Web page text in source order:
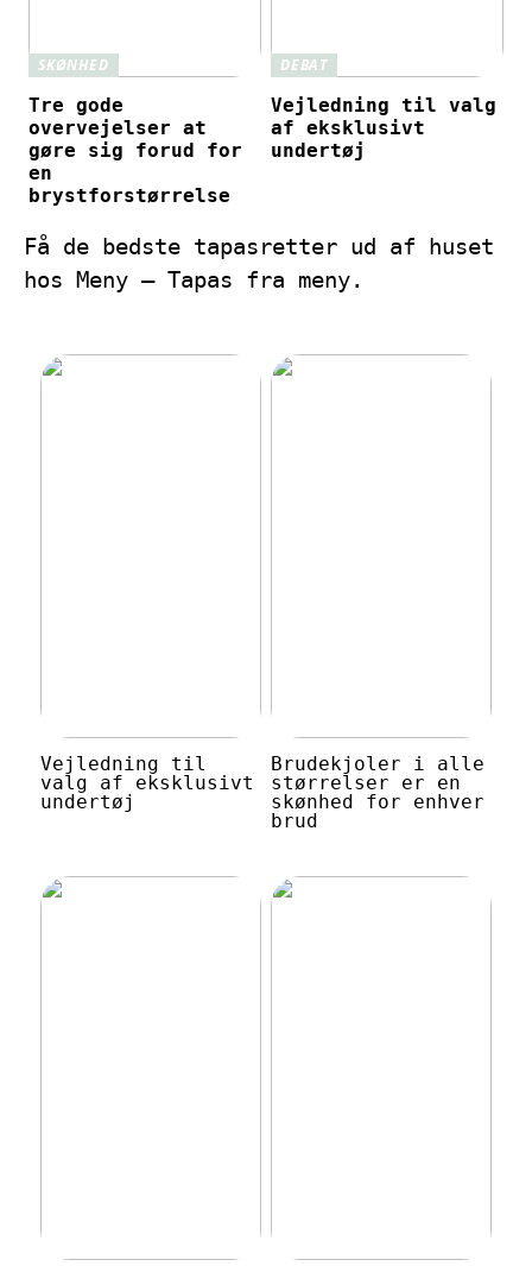
SKØNHED
Tre gode
overvejelser at
gøre sig forud for
en
brystforstørrelse
DEBAT
Vejledning til valg
af eksklusivt
undertøj
Få de bedste tapasretter ud af huset
hos Meny – Tapas fra meny.
Vejledning til
valg af eksklusivt
undertøj
Brudekjoler i alle
størrelser er en
skønhed for enhver
brud